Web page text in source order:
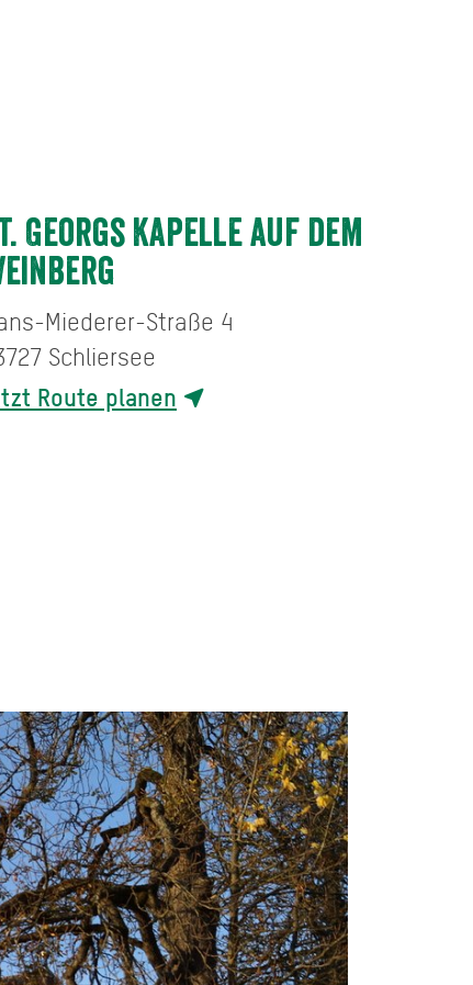
Georgs Kapelle auf dem
Miederer-Straße 4
Schliersee
Route planen